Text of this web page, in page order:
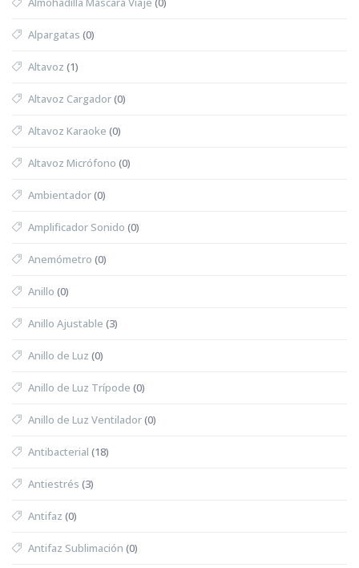
Alpargatas (0)
Altavoz (1)
Altavoz Cargador(0)
Altavoz Karaoke (0)
Altavoz Micrófono (0)
Ambientador(0)
Amplificador Sonido (0)
Anemómetro (0)
Anillo (0)
Anillo Ajustable (3)
Anillo de Luz (0)
Anillo de Luz Trípode (0)
Anillo de Luz Ventilador(0)
Antibacterial (18)
Antiestrés (3)
Antifaz (0)
Antifaz Sublimación (0)